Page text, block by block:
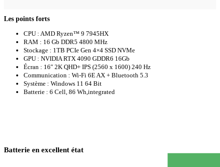
Zéro stress
100% satisfait– Remboursement ou
remplacement si l’appareil n’est pas réparable
👉Tous les détails ici
Les points forts
CPU : AMD Ryzen™ 9 7945HX
RAM : 16 Gb DDR5 4800 MHz
Stockage : 1TB PCIe Gen 4×4 SSD NVMe
GPU : NVIDIA RTX 4090 GDDR6 16Gb
Écran : 16″ 2K QHD+ IPS (2560 x 1600) 240 Hz
Communication : Wi-Fi 6E AX + Bluetooth 5.3
Système : Windows 11 64 Bit
Batterie : 6 Cell, 86 Wh,integrated
Batterie en excellent état